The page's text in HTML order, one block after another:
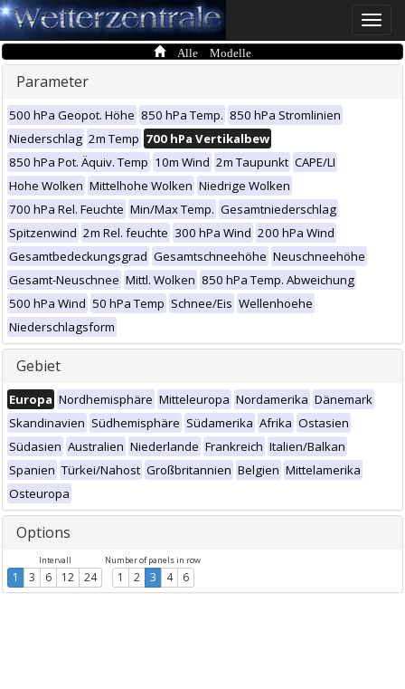
Toggle
Alle Modelle
Parameter
500 hPa Geopot. Höhe 850 hPa Temp. 850 hPa Stromlinien
Niederschlag 2m Temp 700 hPa Vertikalbew
850 hPa Pot. Äquiv. Temp 10m Wind 2m Taupunkt CAPE/LI
Hohe Wolken Mittelhohe Wolken Niedrige Wolken
700 hPa Rel. Feuchte Min/Max Temp. Gesamtniederschlag
Spitzenwind 2m Rel. feuchte 300 hPa Wind 200 hPa Wind
Gesamtbedeckungsgrad Gesamtschneehöhe Neuschneehöhe
Gesamt-Neuschnee Mittl. Wolken 850 hPa Temp. Abweichung
500 hPa Wind 50 hPa Temp Schnee/Eis Wellenhoehe
Niederschlagsform
Gebiet
Europa Nordhemisphäre Mitteleuropa Nordamerika Dänemark
Skandinavien Südhemisphäre Südamerika Afrika Ostasien
Südasien Australien Niederlande Frankreich Italien/Balkan
Spanien Türkei/Nahost Großbritannien Belgien Mittelamerika
Osteuropa
Options
Intervall
1 3 6 12 24
Number of panels in row
1 2 3 4 6